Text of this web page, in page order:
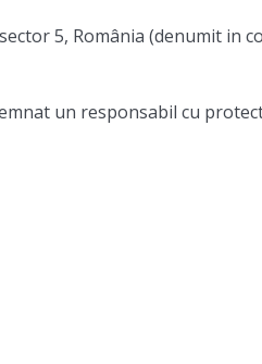
5, România (denumit in
un responsabil cu